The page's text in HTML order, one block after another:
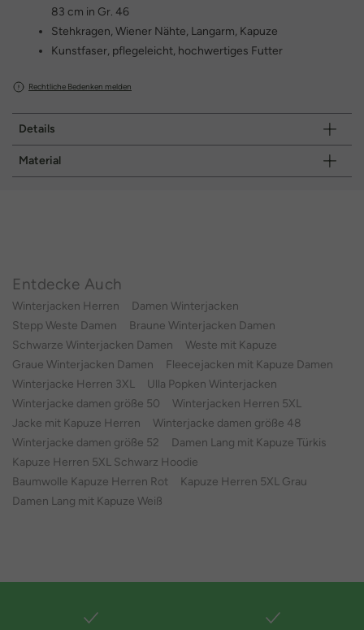
83 cm in Gr. 46
Stehkragen, Wiener Nähte, Langarm, Kapuze
Kunstfaser, pflegeleicht, hochwertiges Futter
Rechtliche Bedenken melden
Details
Material
Entdecke Auch
Winterjacken Herren
Damen Winterjacken
Stepp Weste Damen
Braune Winterjacken Damen
Schwarze Winterjacken Damen
Weste mit Kapuze
Graue Winterjacken Damen
Fleecejacken mit Kapuze Damen
Winterjacke Herren 3XL
Ulla Popken Winterjacken
Winterjacke damen größe 50
Winterjacken Herren 5XL
Jacke mit Kapuze Herren
Winterjacke damen größe 48
Winterjacke damen größe 52
Damen Lang mit Kapuze Türkis
Kapuze Herren 5XL Schwarz Hoodie
Baumwolle Kapuze Herren Rot
Kapuze Herren 5XL Grau
Damen Lang mit Kapuze Weiß